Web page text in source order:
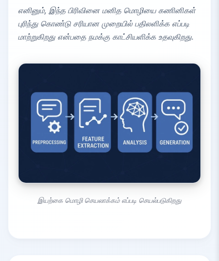
எனினும், இந்த பிரிவினை மனித மொழியை கணினிகள்
புரிந்து கொண்டு சரியான முறையில் பதிலளிக்க எப்படி
மாற்றுகிறது என்பதை நமக்கு காட்சியளிக்க உதவுகிறது.
இயற்கை மொழி செயலாக்கம் எப்படி செயல்படுகிறது